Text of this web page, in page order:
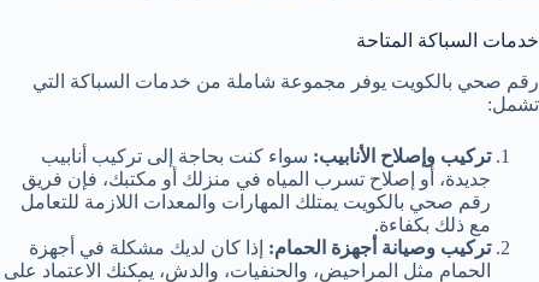
خدمات السباكة المتاحة
رقم صحي بالكويت يوفر مجموعة شاملة من خدمات السباكة التي
تشمل:
تركيب وإصلاح الأنابيب: سواء كنت بحاجة إلى تركيب أنابيب
جديدة، أو إصلاح تسرب المياه في منزلك أو مكتبك، فإن فريق
رقم صحي بالكويت يمتلك المهارات والمعدات اللازمة للتعامل
مع ذلك بكفاءة.
تركيب وصيانة أجهزة الحمام: إذا كان لديك مشكلة في أجهزة
الحمام مثل المراحيض، والحنفيات، والدش، يمكنك الاعتماد على